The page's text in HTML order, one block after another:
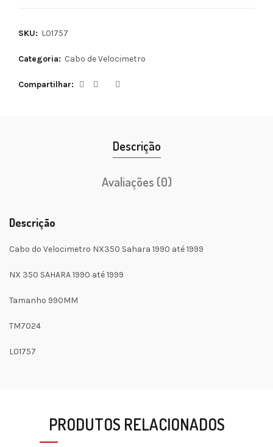
SKU: L01757
Categoria: Cabo de Velocimetro
Compartilhar
Descrição
Avaliações (0)
Descrição
Cabo do Velocimetro NX350 Sahara 1990 até 1999
NX 350 SAHARA 1990 até 1999
Tamanho 990MM
TM7024
L01757
PRODUTOS RELACIONADOS